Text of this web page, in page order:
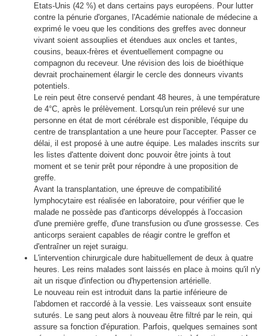
Etats-Unis (42 %) et dans certains pays européens. Pour lutter
contre la pénurie d'organes, l'Académie nationale de médecine a
exprimé le voeu que les conditions des greffes avec donneur
vivant soient assouplies et étendues aux oncles et tantes,
cousins, beaux-frères et éventuellement compagne ou
compagnon du receveur. Une révision des lois de bioéthique
devrait prochainement élargir le cercle des donneurs vivants
potentiels.
Le rein peut être conservé pendant 48 heures, à une température
de 4°C, après le prélèvement. Lorsqu'un rein prélevé sur une
personne en état de mort cérébrale est disponible, l'équipe du
centre de transplantation a une heure pour l'accepter. Passer ce
délai, il est proposé à une autre équipe. Les malades inscrits sur
les listes d'attente doivent donc pouvoir être joints à tout
moment et se tenir prêt pour répondre à une proposition de
greffe.
Avant la transplantation, une épreuve de compatibilité
lymphocytaire est réalisée en laboratoire, pour vérifier que le
malade ne possède pas d'anticorps développés à l'occasion
d'une première greffe, d'une transfusion ou d'une grossesse. Ces
anticorps seraient capables de réagir contre le greffon et
d'entraîner un rejet suraigu.
L'intervention chirurgicale dure habituellement de deux à quatre
heures. Les reins malades sont laissés en place à moins qu'il n'y
ait un risque d'infection ou d'hypertension artérielle.
Le nouveau rein est introduit dans la partie inférieure de
l'abdomen et raccordé à la vessie. Les vaisseaux sont ensuite
suturés. Le sang peut alors à nouveau être filtré par le rein, qui
assure sa fonction d'épuration. Parfois, quelques semaines sont